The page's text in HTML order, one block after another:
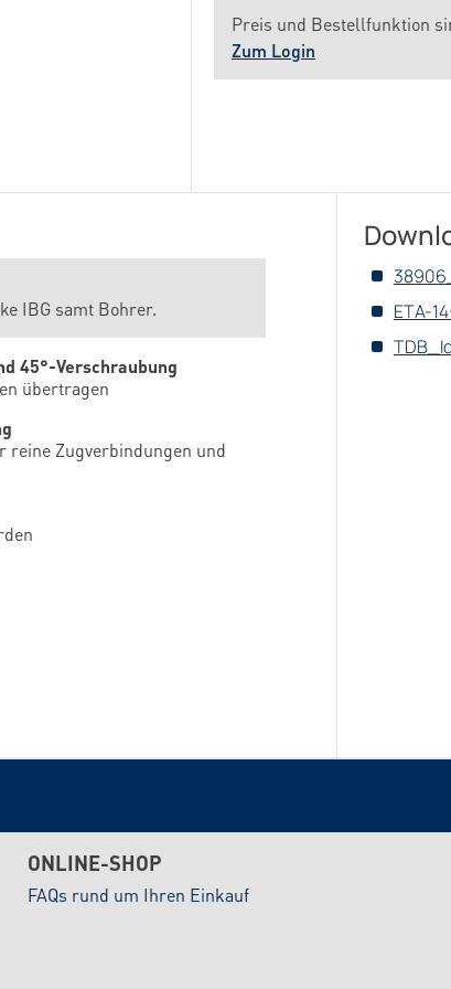
Preis und Bestellfunktion
Zum Login
IBG samt Bohrer.
45°-Verschraubung
übertragen
Zugverbindungen und
ETA-
ONLINE-SHOP
FAQs rund um Ihren Einkauf